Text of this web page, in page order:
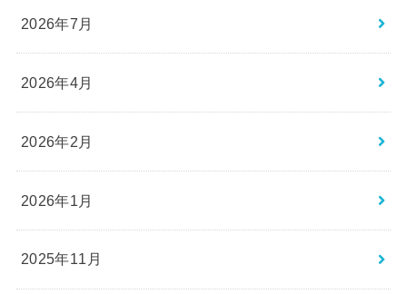
2026年7月
2026年4月
2026年2月
2026年1月
2025年11月